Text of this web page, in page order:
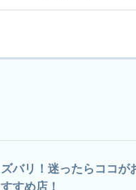
ズバリ！迷ったらココ
すすめ店！